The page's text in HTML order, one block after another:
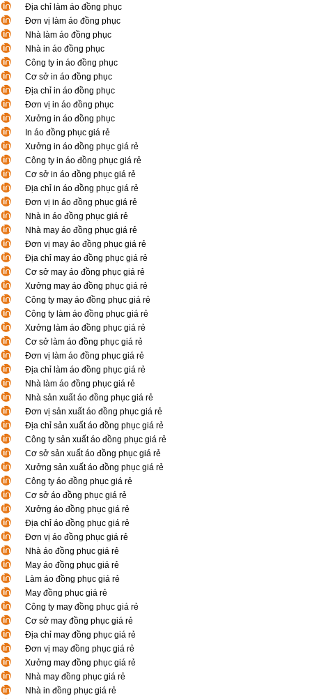
Địa chỉ làm áo đồng phục
Đơn vị làm áo đồng phục
Nhà làm áo đồng phục
Nhà in áo đồng phục
Công ty in áo đồng phục
Cơ sở in áo đồng phục
Địa chỉ in áo đồng phục
Đơn vị in áo đồng phục
Xưởng in áo đồng phục
In áo đồng phục giá rẻ
Xưởng in áo đồng phục giá rẻ
Công ty in áo đồng phục giá rẻ
Cơ sở in áo đồng phục giá rẻ
Địa chỉ in áo đồng phục giá rẻ
Đơn vị in áo đồng phục giá rẻ
Nhà in áo đồng phục giá rẻ
Nhà may áo đồng phục giá rẻ
Đơn vị may áo đồng phục giá rẻ
Địa chỉ may áo đồng phục giá rẻ
Cơ sở may áo đồng phục giá rẻ
Xưởng may áo đồng phục giá rẻ
Công ty may áo đồng phục giá rẻ
Công ty làm áo đồng phục giá rẻ
Xưởng làm áo đồng phục giá rẻ
Cơ sở làm áo đồng phục giá rẻ
Đơn vị làm áo đồng phục giá rẻ
Địa chỉ làm áo đồng phục giá rẻ
Nhà làm áo đồng phục giá rẻ
Nhà sản xuất áo đồng phục giá rẻ
Đơn vị sản xuất áo đồng phục giá rẻ
Địa chỉ sản xuất áo đồng phục giá rẻ
Công ty sản xuất áo đồng phục giá rẻ
Cơ sở sản xuất áo đồng phục giá rẻ
Xưởng sản xuất áo đồng phục giá rẻ
Công ty áo đồng phục giá rẻ
Cơ sở áo đồng phục giá rẻ
Xưởng áo đồng phục giá rẻ
Địa chỉ áo đồng phục giá rẻ
Đơn vị áo đồng phục giá rẻ
Nhà áo đồng phục giá rẻ
May áo đồng phục giá rẻ
Làm áo đồng phục giá rẻ
May đồng phục giá rẻ
Công ty may đồng phục giá rẻ
Cơ sở may đồng phục giá rẻ
Địa chỉ may đồng phục giá rẻ
Đơn vị may đồng phục giá rẻ
Xưởng may đồng phục giá rẻ
Nhà may đồng phục giá rẻ
Nhà in đồng phục giá rẻ